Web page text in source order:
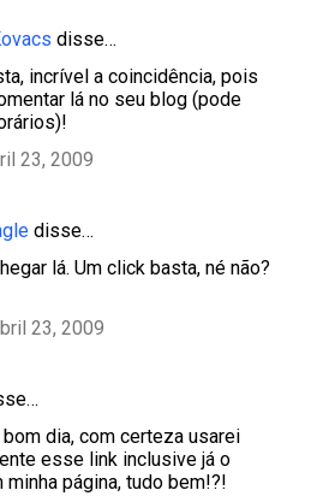
disse…
incrível a coincidência, pois
lá no seu blog (pode
23, 2009
disse…
lá. Um click basta, né não?
23, 2009
bom dia, com certeza usarei
esse link inclusive já o
página, tudo bem!?!